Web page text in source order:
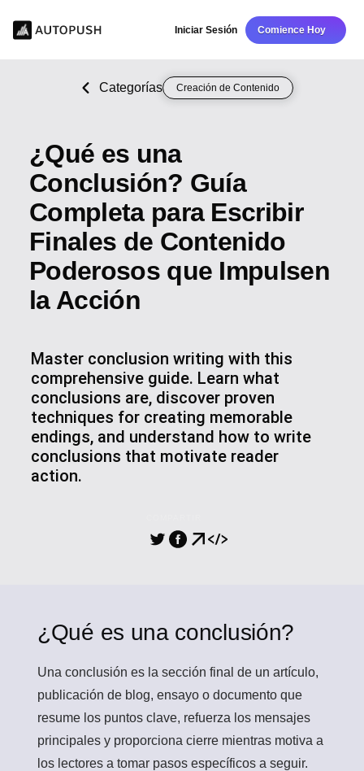
Iniciar Sesión Comience Hoy
Categorías Creación de Contenido
¿Qué es una
Conclusión? Guía
Completa para Escribir
Finales de Contenido
Poderosos que Impulsen
la Acción
Master conclusion writing with this
comprehensive guide. Learn what
conclusions are, discover proven
techniques for creating memorable
endings, and understand how to write
conclusions that motivate reader
action.
¿Qué es una conclusión?
Una conclusión es la sección final de un artículo,
publicación de blog, ensayo o documento que
resume los puntos clave, refuerza los mensajes
principales y proporciona cierre mientras motiva a
los lectores a tomar pasos específicos a seguir.